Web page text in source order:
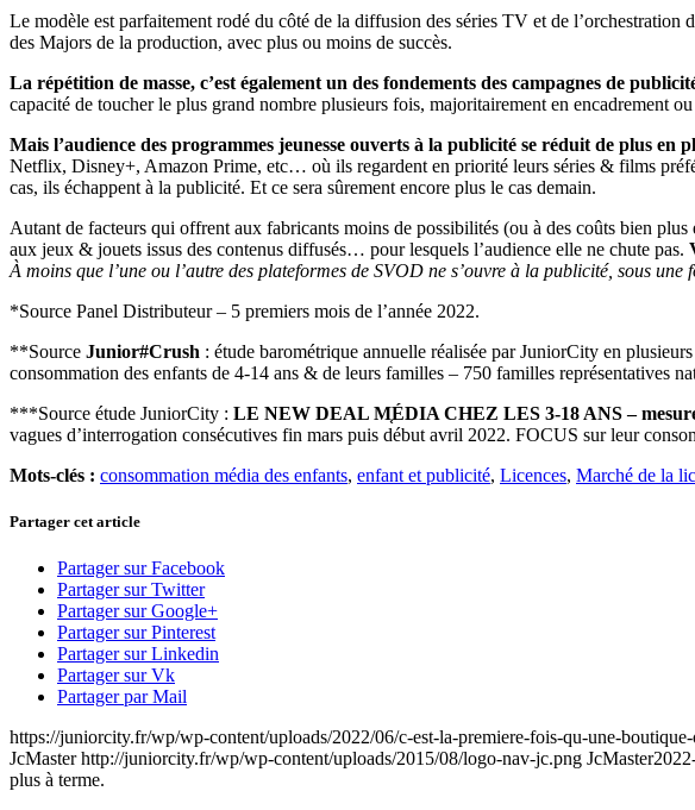
Le modèle est parfaitement rodé du côté de la diffusion des séries TV et de
des Majors de la production, avec plus ou moins de succès.
La répétition de masse, c’est également un des fondements des campagnes de
capacité de toucher le plus grand nombre plusieurs fois, majoritairement en encadrement
Mais l’audience des programmes jeunesse ouverts à la publicité se réduit de plus en
Netflix, Disney+, Amazon Prime, etc… où ils regardent en priorité leurs séries & films
cas, ils échappent à la publicité. Et ce sera sûrement encore plus le cas demain.
Autant de facteurs qui offrent aux fabricants moins de possibilités (ou à des coûts bien
aux jeux & jouets issus des contenus diffusés… pour lesquels l’audience elle ne chute pas.
À moins que l’une ou l’autre des plateformes de SVOD ne s’ouvre à la publicité, sous
*Source Panel Distributeur – 5 premiers mois de l’année 2022.
**Source Junior#Crush : étude barométrique annuelle réalisée par JuniorCity en
consommation des enfants de 4-14 ans & de leurs familles – 750 familles représentatives
***Source étude JuniorCity : LE NEW DEAL MÉDIA CHEZ LES 3-18 ANS –
vagues d’interrogation consécutives fin mars puis début avril 2022. FOCUS sur leur
Mots-clés : consommation média des enfants, enfant et publicité, Licences, Marché de la
Partager cet article
Partager sur Facebook
Partager sur Twitter
Partager sur Google+
Partager sur Pinterest
Partager sur Linkedin
Partager sur Vk
Partager par Mail
https://juniorcity.fr/wp/wp-content/uploads/2022/06/c-est-la-premiere-fois-qu-une-
JcMaster http://juniorcity.fr/wp/wp-content/uploads/2015/08/logo-nav-jc.png JcMaster
plus à terme.